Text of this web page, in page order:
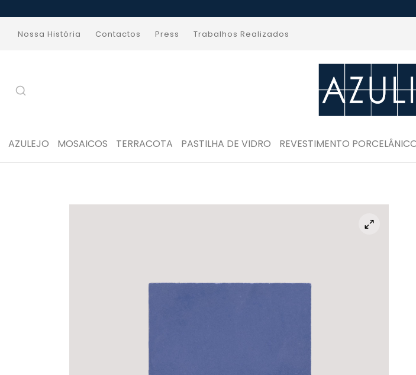
Nossa História Contactos Press Trabalhos Realizados
AZULEJO MOSAICOS TERRACOTA PASTILHA DE VIDRO REVESTIMENTO